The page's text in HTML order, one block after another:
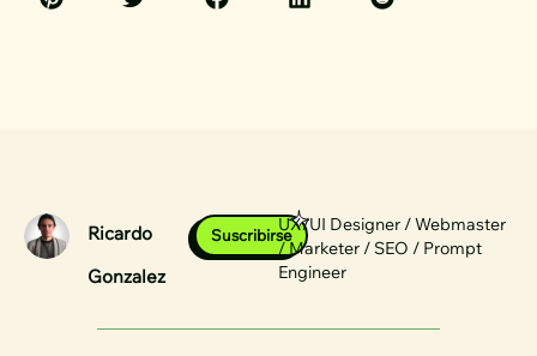
Ricardo
Gonzalez
SuscribirseUX/UI Designer / Webmaster
/ Marketer / SEO / Prompt
Engineer